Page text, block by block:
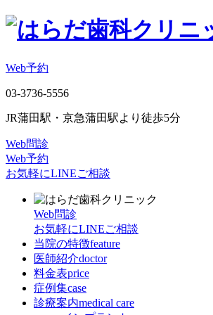
Web予約
03-3736-5556
JR蒲田駅・京急蒲田駅より徒歩5分
Web問診
Web予約
お気軽にLINEご相談
Web問診
お気軽にLINEご相談
当院の特徴feature
医師紹介doctor
料金表price
症例集case
診療案内medical care